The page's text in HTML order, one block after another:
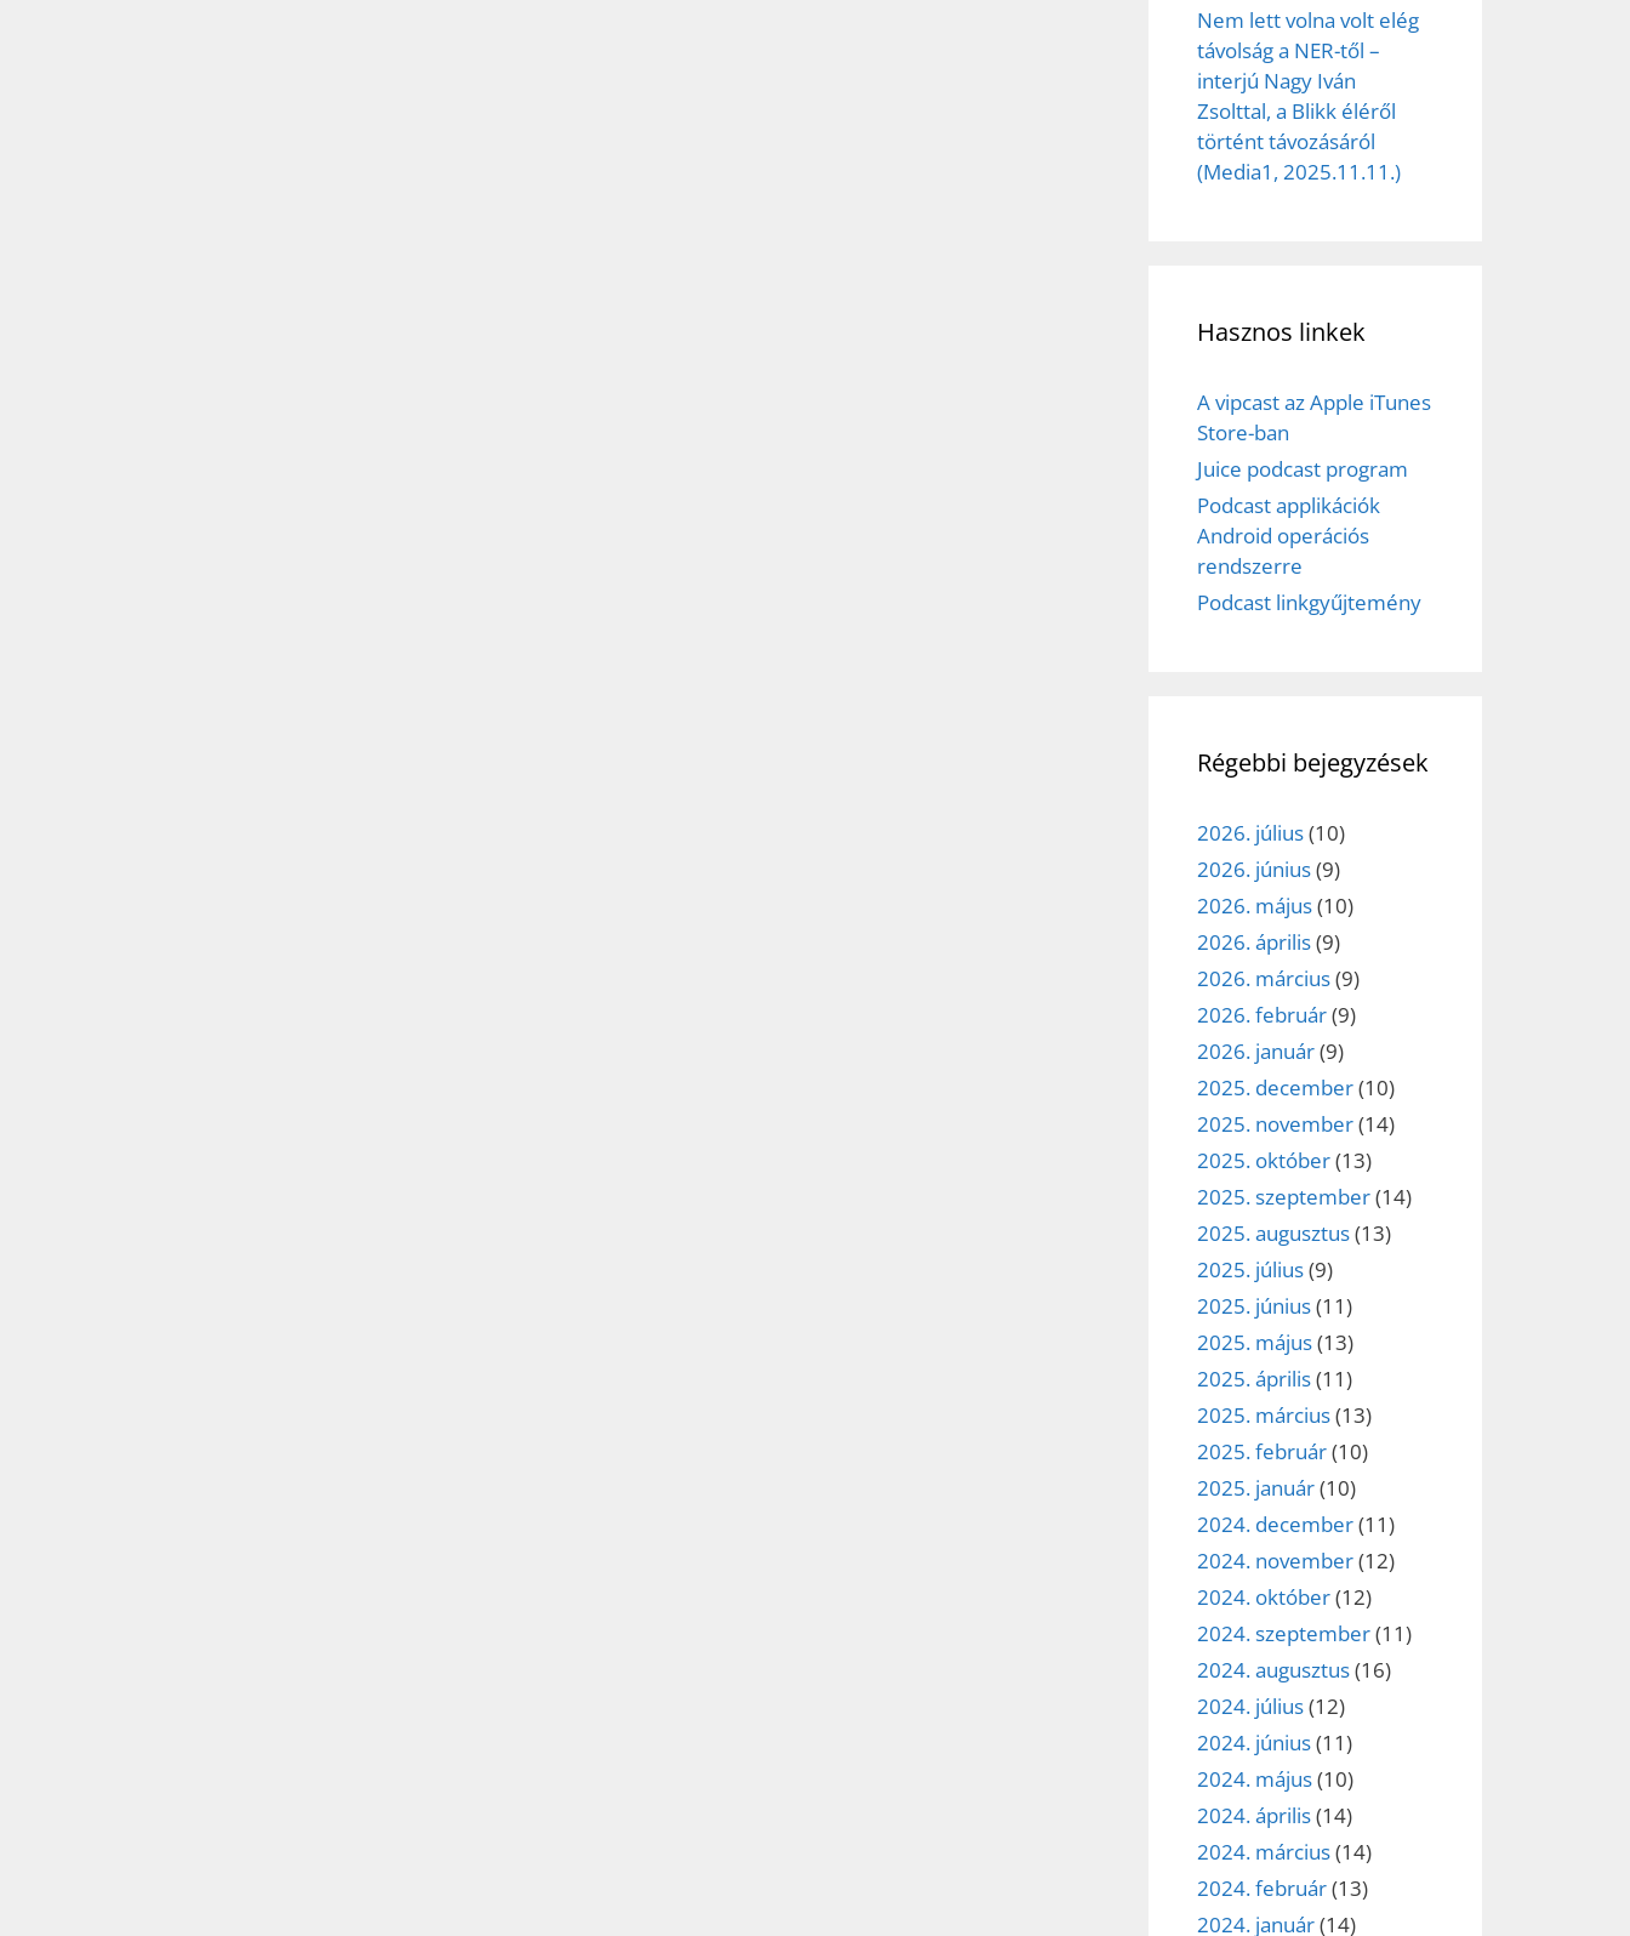
Nem lett volna volt elég
távolság a NER-től –
interjú Nagy Iván
Zsolttal, a Blikk éléről
történt távozásáról
(Media1, 2025.11.11.)
Hasznos linkek
A vipcast az Apple iTunes
Store-ban
Juice podcast program
Podcast applikációk
Android operációs
rendszerre
Podcast linkgyűjtemény
Régebbi bejegyzések
2026. július(10)
2026. június(9)
2026. május(10)
2026. április(9)
2026. március(9)
2026. február(9)
2026. január(9)
2025. december(10)
2025. november(14)
2025. október(13)
2025. szeptember(14)
2025. augusztus(13)
2025. július(9)
2025. június(11)
2025. május(13)
2025. április(11)
2025. március(13)
2025. február(10)
2025. január(10)
2024. december(11)
2024. november(12)
2024. október(12)
2024. szeptember(11)
2024. augusztus(16)
2024. július(12)
2024. június(11)
2024. május(10)
2024. április(14)
2024. március(14)
2024. február(13)
2024. január(14)